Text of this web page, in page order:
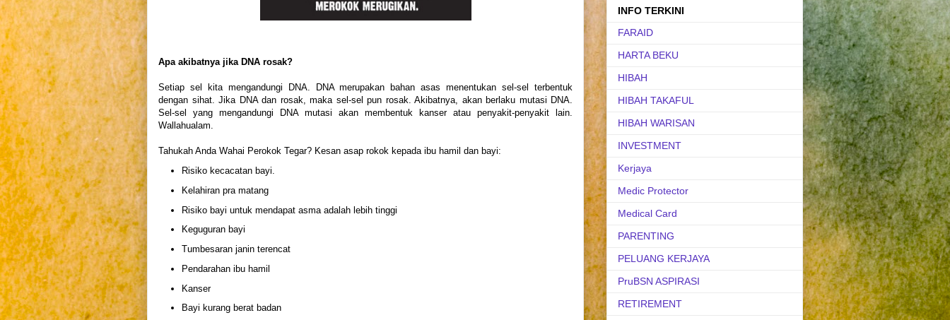
Apa akibatnya jika DNA rosak?
Setiap sel kita mengandungi DNA. DNA merupakan bahan asas menentukan sel-sel terbentuk
dengan sihat. Jika DNA dan rosak, maka sel-sel pun rosak. Akibatnya, akan berlaku mutasi DNA.
Sel-sel yang mengandungi DNA mutasi akan membentuk kanser atau penyakit-penyakit lain.
Wallahualam.
Tahukah Anda Wahai Perokok Tegar? Kesan asap rokok kepada ibu hamil dan bayi:
Risiko kecacatan bayi.
Kelahiran pra matang
Risiko bayi untuk mendapat asma adalah lebih tinggi
Keguguran bayi
Tumbesaran janin terencat
Pendarahan ibu hamil
Kanser
Bayi kurang berat badan
INFO TERKINI
FARAID
HARTA BEKU
HIBAH
HIBAH TAKAFUL
HIBAH WARISAN
INVESTMENT
Kerjaya
Medic Protector
Medical Card
PARENTING
PELUANG KERJAYA
PruBSN ASPIRASI
RETIREMENT